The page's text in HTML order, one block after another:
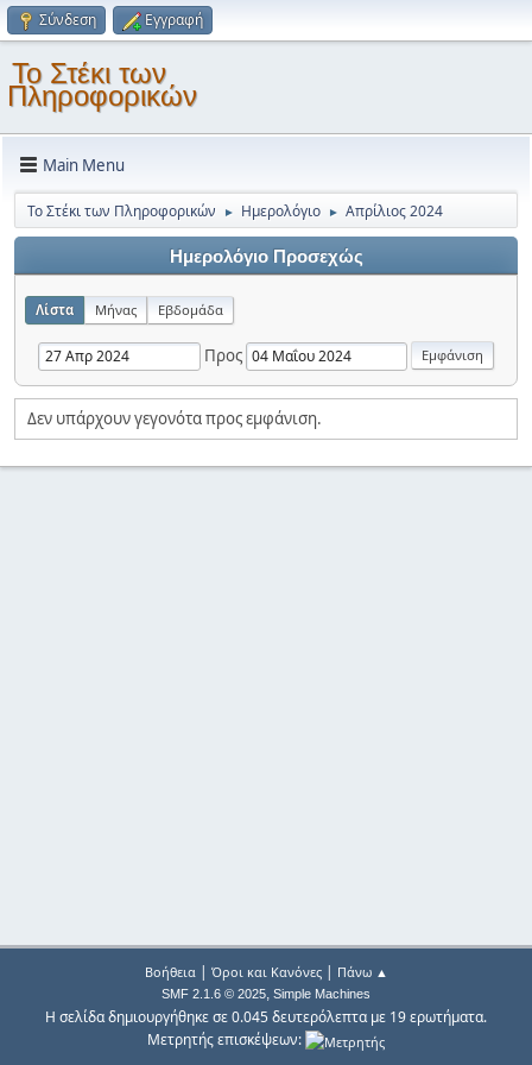
Σύνδεση Εγγραφή
Το Στέκι των
Πληροφορικών
Main Menu
Το Στέκι των Πληροφορικών ► Ημερολόγιο ► Απρίλιος 2024
Ημερολόγιο Προσεχώς
Λίστα Μήνας Εβδομάδα
Προς
Δεν υπάρχουν γεγονότα προς εμφάνιση.
Βοήθεια| Όροι και Κανόνες| Πάνω ▲
SMF 2.1.6 © 2025, Simple Machines
Η σελίδα δημιουργήθηκε σε 0.045 δευτερόλεπτα με 19 ερωτήματα.
Μετρητής επισκέψεων: